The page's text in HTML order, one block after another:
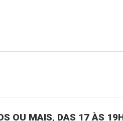
OU MAIS, DAS 17 ÀS